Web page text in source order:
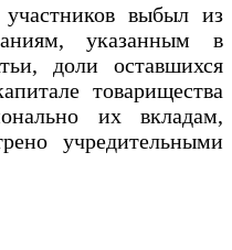
выбыл из
указанным в
доли оставшихся
товарищества
их вкладам,
учредительными